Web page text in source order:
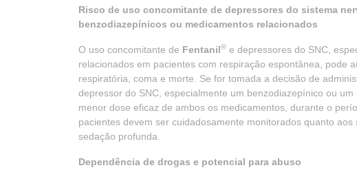
Risco de uso concomitante de depressores do sistema
benzodiazepínicos ou medicamentos relacionados
O uso concomitante de Fentanil® e depressores do SNC,
relacionados em pacientes com respiração espontânea, pode
respiratória, coma e morte. Se for tomada a decisão de
depressor do SNC, especialmente um benzodiazepínico ou
menor dose eficaz de ambos os medicamentos, durante o
pacientes devem ser cuidadosamente monitorados quanto
sedação profunda.
Dependência de drogas e potencial para abuso